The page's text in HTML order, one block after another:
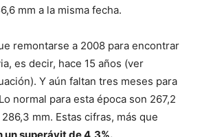
mm a la misma fecha.
remontarse a 2008 para encontrar
es decir, hace 15 años (ver
Y aún faltan tres meses para
normal para esta época son 267,2
mm. Estas cifras, más que